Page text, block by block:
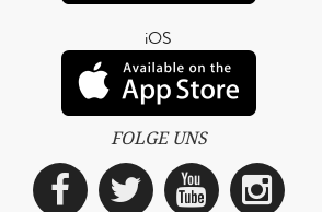
iOS
FOLGE UNS
Facebook
Twitter